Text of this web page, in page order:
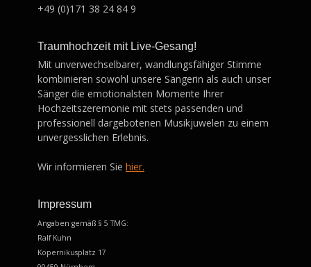
+49 (0)171 38 24 84 9
Traumhochzeit mit Live-Gesang!
Mit unverwechselbarer, wandlungsfähiger Stimme
kombinieren sowohl unsere Sängerin als auch unser
Sänger die emotionalsten Momente Ihrer
Hochzeitszeremonie mit stets passenden und
professionell dargebotenen Musikjuwelen zu einem
unvergesslichen Erlebnis.
Wir informieren Sie hier.
Impressum
Angaben gemäß § 5 TMG:
Ralf Kuhn
Kopernikusplatz 17